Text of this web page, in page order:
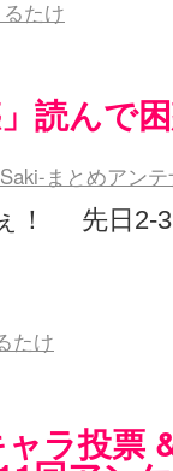
るたけ
読んで
まとめアン
ぇ！ 先日
たけ
ラ投票